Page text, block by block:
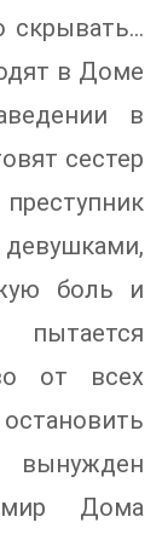
скрывать…
в Доме
в
сестер
боль и
от всех
Дома